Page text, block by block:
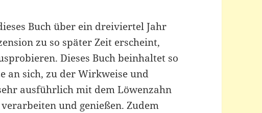
Buch über ein dreiviertel Jahr
zu so später Zeit erscheint,
Dieses Buch beinhaltet so
an sich, zu der Wirkweise und
ausführlich mit dem Löwenzahn
und genießen. Zudem